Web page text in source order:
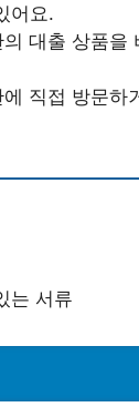
어요.
대출 상품을
직접 방문하
는 서류